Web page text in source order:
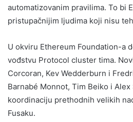
automatizovanim pravilima. To bi
pristupačnijim ljudima koji nisu
U okviru Ethereum Foundation-a
vođstvu Protocol cluster tima.
Corcoran, Kev Wedderburn i
Barnabé Monnot, Tim Beiko i
koordinaciju prethodnih velikih
Fusaku.